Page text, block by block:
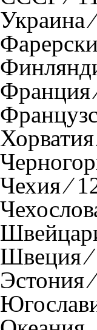
Украина
Франция
Хорватия
Чехия ⁄
Швеция ⁄
Эстония